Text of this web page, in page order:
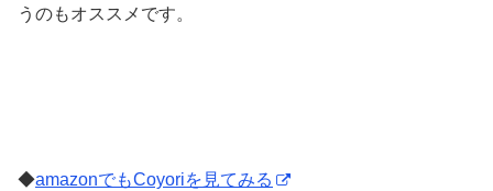
うのもオススメです。
◆amazonでもCoyoriを見てみる